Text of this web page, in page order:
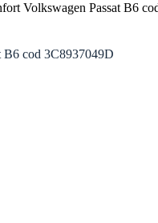
Volkswagen Passat B6